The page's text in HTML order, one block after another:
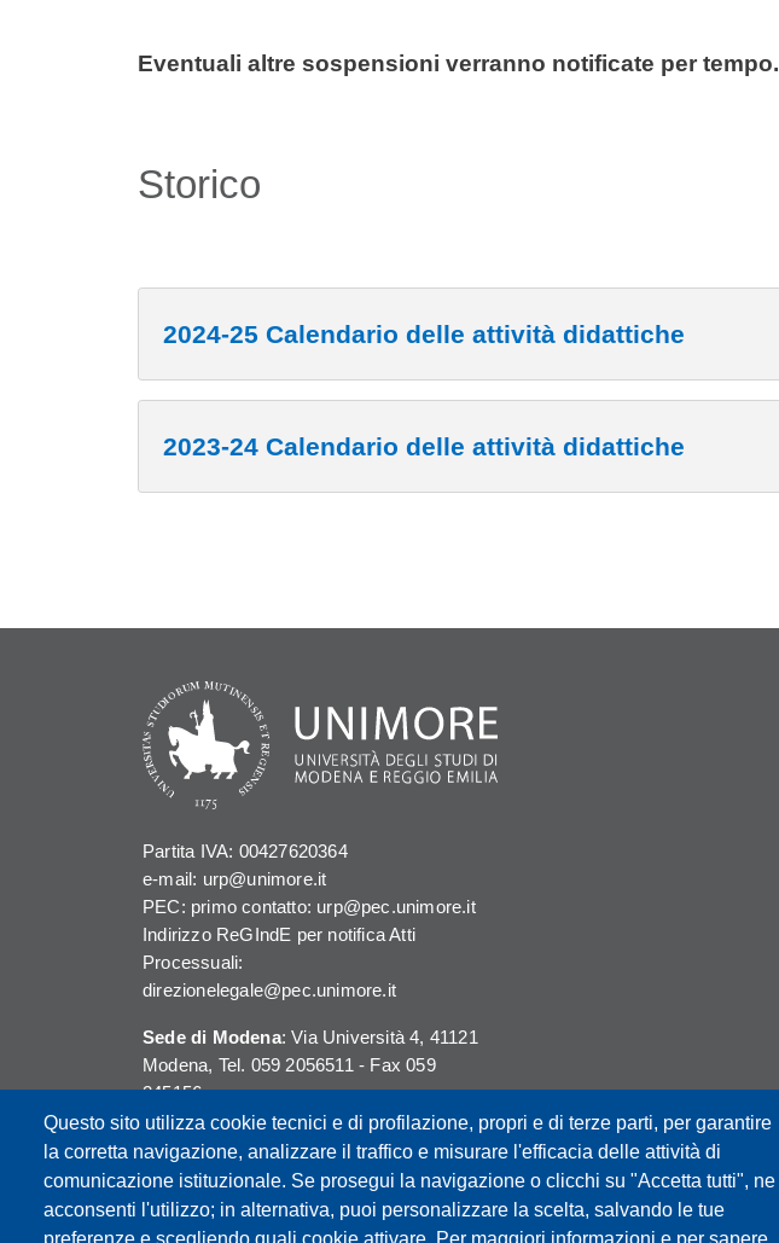
Eventuali altre sospensioni verranno notificate per tempo.
Storico
2024-25 Calendario delle attività didattiche
2023-24 Calendario delle attività didattiche
Questo sito utilizza cookie tecnici e di profilazione, propri e di terze parti, per garantire
la corretta navigazione, analizzare il traffico e misurare l'efficacia delle attività di
comunicazione istituzionale. Se prosegui la navigazione o clicchi su "Accetta tutti", ne
acconsenti l'utilizzo; in alternativa, puoi personalizzare la scelta, salvando le tue
Partita IVA: 00427620364
e-mail: urp@unimore.it
PEC: primo contatto: urp@pec.unimore.it
Indirizzo ReGIndE per notifica Atti
Processuali:
direzionelegale@pec.unimore.it
Sede di Modena: Via Università 4, 41121
Modena, Tel. 059 2056511 - Fax 059
245156
Sede di Reggio Emilia
: Viale A. Allegri 9,
42121 Reggio Emilia, Tel. 0522 523041 -